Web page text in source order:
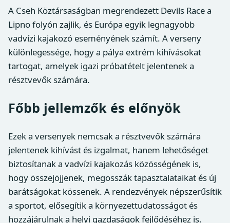
A Cseh Köztársaságban megrendezett Devils Race a
Lipno folyón zajlik, és Európa egyik legnagyobb
vadvízi kajakozó eseményének számít. A verseny
különlegessége, hogy a pálya extrém kihívásokat
tartogat, amelyek igazi próbatételt jelentenek a
résztvevők számára.
Főbb jellemzők és előnyök
Ezek a versenyek nemcsak a résztvevők számára
jelentenek kihívást és izgalmat, hanem lehetőséget
biztosítanak a vadvízi kajakozás közösségének is,
hogy összejöjjenek, megosszák tapasztalataikat és új
barátságokat kössenek. A rendezvények népszerűsítik
a sportot, elősegítik a környezettudatosságot és
hozzájárulnak a helyi gazdaságok fejlődéséhez is.